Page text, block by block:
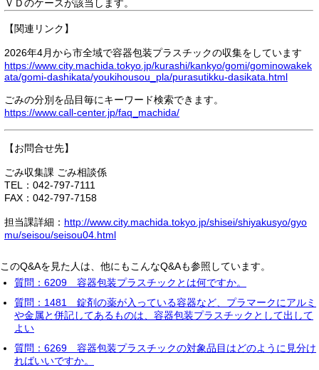
ＶＤのケースが該当します。
【関連リンク】
2026年4月から市全域で容器包装プラスチックの収集をしています
https://www.city.machida.tokyo.jp/kurashi/kankyo/gomi/gominowakek
ata/gomi-dashikata/youkihousou_pla/purasutikku-dasikata.html
ごみの分別を品目毎にキーワード検索できます。
https://www.call-center.jp/faq_machida/
【お問合せ先】
ごみ収集課 ごみ相談係
TEL：042-797-7111
FAX：042-797-7158
担当課詳細： http://www.city.machida.tokyo.jp/shisei/shiyakusyo/gyo
mu/seisou/seisou04.html
このQ&Aを見た人は、他にもこんなQ&Aも参照しています。
質問：6209 容器包装プラスチックとは何ですか。
質問：1481 錠剤の薬が入っている容器など、プラマークにアルミ
や金属と併記してあるものは、容器包装プラスチックとして出して
よい
質問：6269 容器包装プラスチックの対象品目はどのように見分け
ればいいですか。